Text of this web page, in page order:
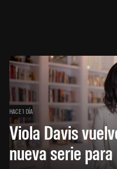
HACE 1 DÍA
Viola Davis
nueva serie